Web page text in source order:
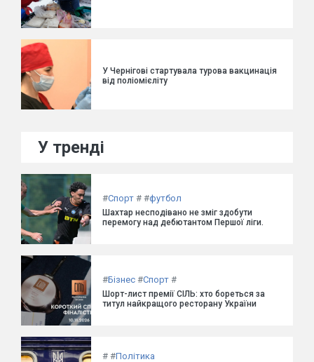
У Чернігові стартувала турова вакцинація
від поліомієліту
У тренді
#Спорт # #футбол
Шахтар несподівано не зміг здобути
перемогу над дебютантом Першої ліги.
#Бізнес #Спорт #
Шорт-лист премії СІЛЬ: хто бореться за
титул найкращого ресторану України
# #Політика